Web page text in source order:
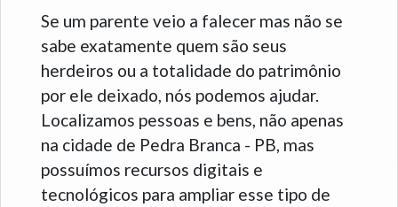
Se um parente veio a falecer mas não se
sabe exatamente quem são seus
herdeiros ou a totalidade do patrimônio
por ele deixado, nós podemos ajudar.
Localizamos pessoas e bens, não apenas
na cidade de Pedra Branca - PB, mas
possuímos recursos digitais e
tecnológicos para ampliar esse tipo de